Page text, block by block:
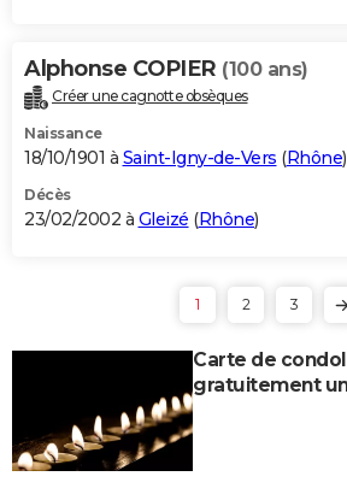
Alphonse COPIER (100 ans)
Créer une cagnotte obsèques
Naissance
18/10/1901 à Saint-Igny-de-Vers (Rhône)
Décès
23/02/2002 à Gleizé (Rhône)
1 2 3
Carte de
gratuitement